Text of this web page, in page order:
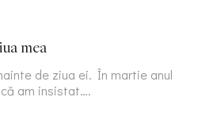
mea
de ziua ei. În martie anul
am insistat….